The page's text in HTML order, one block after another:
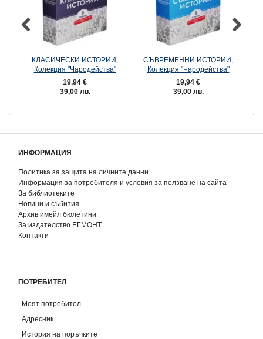
КЛАСИЧЕСКИ ИСТОРИИ,
Колекция "Чародейства"
19,94 €
39,00 лв.
СЪВРЕМЕННИ ИСТОРИИ,
Колекция "Чародейства"
19,94 €
39,00 лв.
ИНФОРМАЦИЯ
Политика за защита на личните данни
Информация за потребителя и условия за ползване на сайта
За библиотеките
Новини и събития
Архив имейл бюлетини
За издателство ЕГМОНТ
Контакти
ПОТРЕБИТЕЛ
Моят потребител
Адресник
История на поръчките